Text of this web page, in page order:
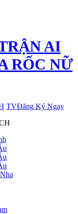
AI
RỐC NỮ
TVĐăng Ký Ngay